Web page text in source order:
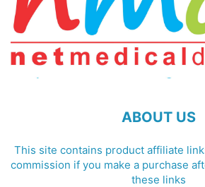
ABOUT US
This site contains product affiliate
commission if you make a purchase
these links